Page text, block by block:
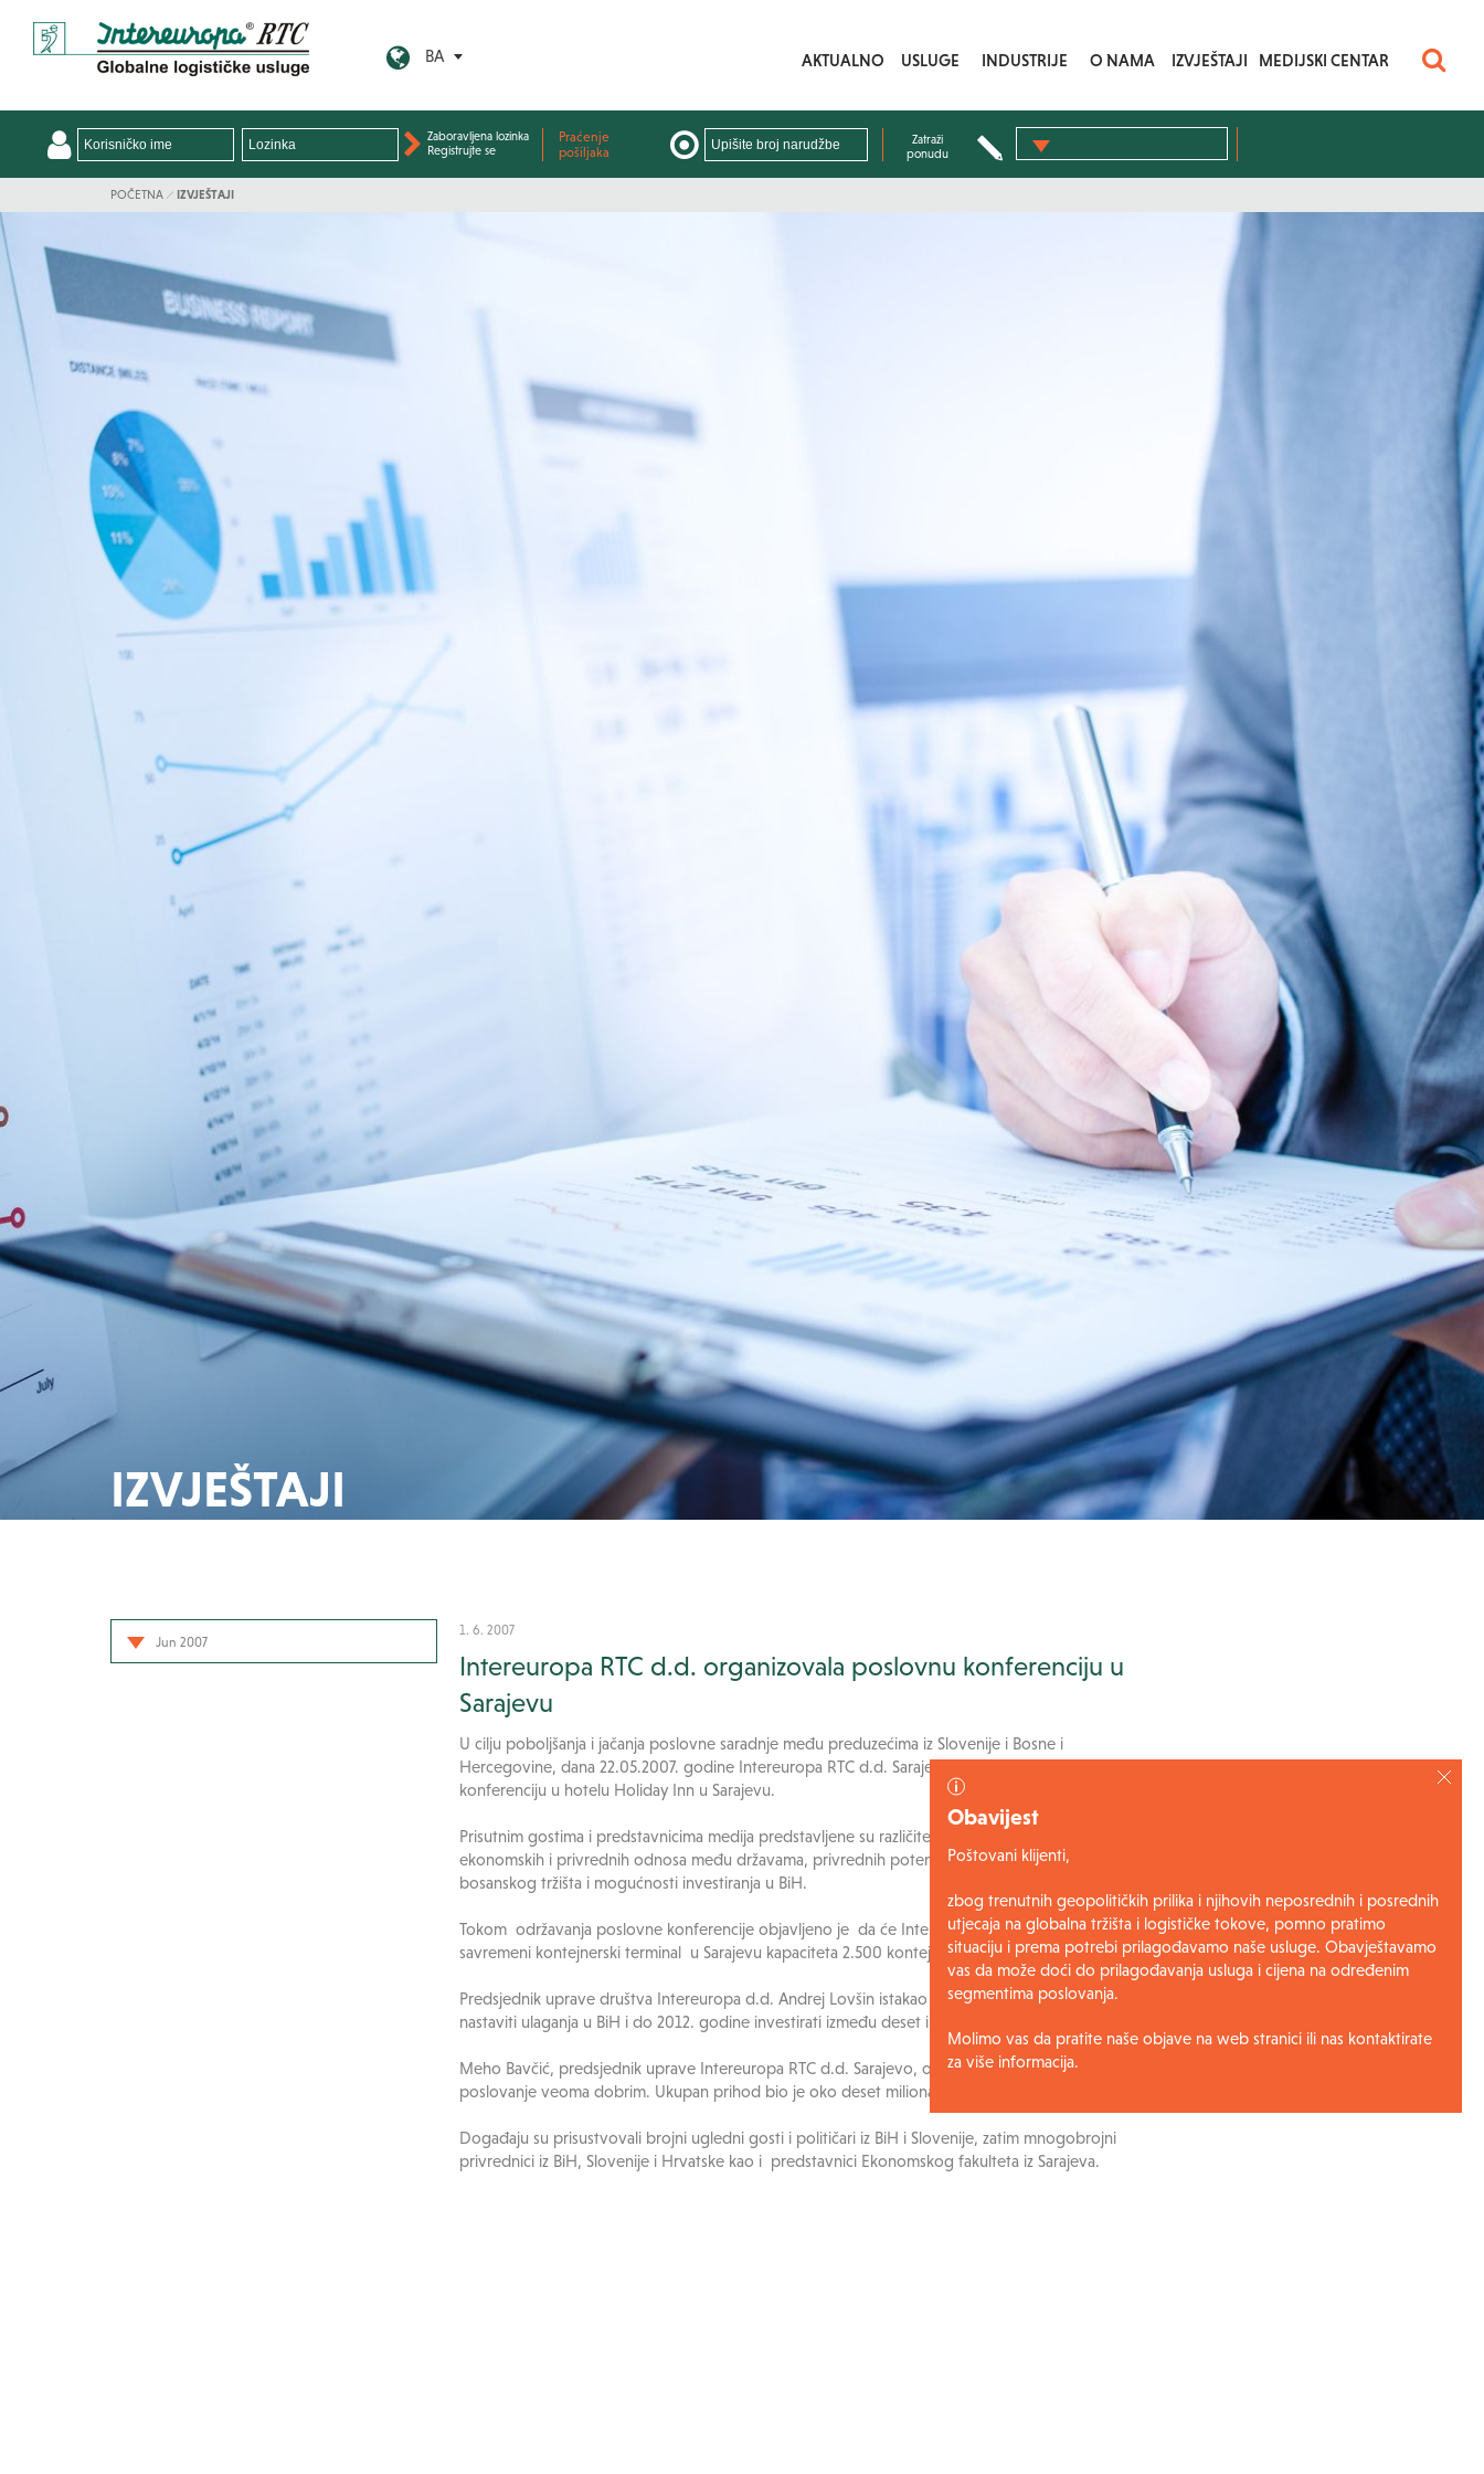
BA AKTUALNO USLUGE INDUSTRIJE O NAMA IZVJEŠTAJI MEDIJSKI CENTAR
Zaboravljena lozinka
Registrujte se
Praćenje
pošiljaka
Zatraži
ponudu
POČETNA IZVJEŠTAJI
IZVJEŠTAJI
Jun 2007
1. 6. 2007
Intereuropa RTC d.d. organizovala poslovnu konferenciju u
Sarajevu
U cilju poboljšanja i jačanja poslovne saradnje među preduzećima iz Slovenije i Bosne i
Hercegovine, dana 22.05.2007. godine Intereuropa RTC d.d. Sarajevo organizirala je poslovnu
konferenciju u hotelu Holiday Inn u Sarajevu.
Prisutnim gostima i predstavnicima medija predstavljene su različite teme sa područja
ekonomskih i privrednih odnosa među državama, privrednih potencijala u BiH, poznavanja
bosanskog tržišta i mogućnosti investiranja u BiH.
Tokom održavanja poslovne konferencije objavljeno je da će Intereuropa investirati u
savremeni kontejnerski terminal u Sarajevu kapaciteta 2.500 kontejnera.
Predsjednik uprave društva Intereuropa d.d. Andrej Lovšin istakao je kako će kompanija
nastaviti ulaganja u BiH i do 2012. godine investirati između deset i dvanaest miliona eura.
Meho Bavčić, predsjednik uprave Intereuropa RTC d.d. Sarajevo, ocijenio je prošlogodišnje
poslovanje veoma dobrim. Ukupan prihod bio je oko deset miliona KM, a dobit 1,6 miliona KM.
Događaju su prisustvovali brojni ugledni gosti i političari iz BiH i Slovenije, zatim mnogobrojni
privrednici iz BiH, Slovenije i Hrvatske kao i predstavnici Ekonomskog fakulteta iz Sarajeva.
Obavijest
Poštovani klijenti,
zbog trenutnih geopolitičkih prilika i njihovih neposrednih i posrednih
utjecaja na globalna tržišta i logističke tokove, pomno pratimo
situaciju i prema potrebi prilagođavamo naše usluge. Obavještavamo
vas da može doći do prilagođavanja usluga i cijena na određenim
segmentima poslovanja.
Molimo vas da pratite naše objave na web stranici ili nas kontaktirate
za više informacija.